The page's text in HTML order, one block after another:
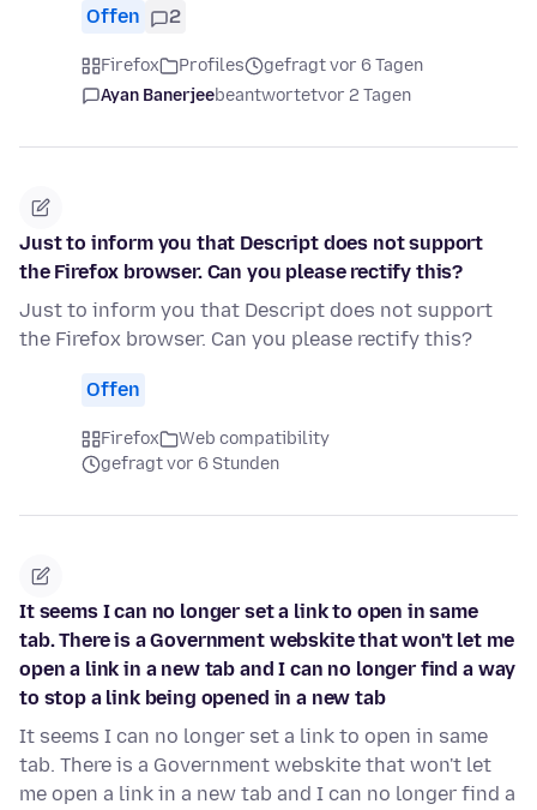
Offen 2
Firefox Profiles
gefragt vor 6 Tagen
Ayan Banerjeebeantwortetvor 2 Tagen
Just to inform you that Descript does not support
the Firefox browser. Can you please rectify this?
Just to inform you that Descript does not support
the Firefox browser. Can you please rectify this?
Offen
Firefox
Web compatibility
gefragt vor 6 Stunden
It seems I can no longer set a link to open in same
tab. There is a Government webskite that won't let me
open a link in a new tab and I can no longer find a way
to stop a link being opened in a new tab
It seems I can no longer set a link to open in same
tab. There is a Government webskite that won't let
me open a link in a new tab and I can no longer find a